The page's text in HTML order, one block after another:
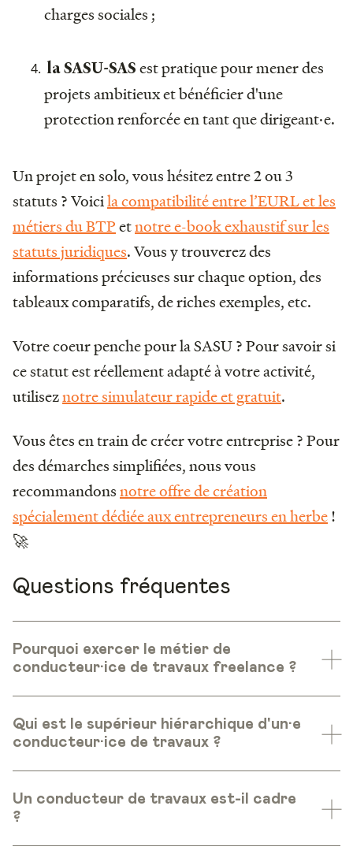
charges sociales ;
la SASU-SAS est pratique pour mener des
projets ambitieux et bénéficier d'une
protection renforcée en tant que dirigeant·e.
Un projet en solo, vous hésitez entre 2 ou 3
statuts ? Voicila compatibilité entre l’EURL et les
métiers du BTPetnotre e-book exhaustif sur les
statuts juridiques. Vous y trouverez des
informations précieuses sur chaque option, des
tableaux comparatifs, de riches exemples, etc.
Votre coeur penche pour la SASU ? Pour savoir si
ce statut est réellement adapté à votre activité,
utiliseznotre simulateur rapide et gratuit.
Vous êtes en train de créer votre entreprise ? Pour
des démarches simplifiées, nous vous
recommandonsnotre offre de création
spécialement dédiée aux entrepreneurs en herbe!
🚀
Questions fréquentes
Pourquoi exercer le métier de
conducteur·ice de travaux freelance ?
Qui est le supérieur hiérarchique d'un·e
conducteur·ice de travaux ?
Un conducteur de travaux est-il cadre
?